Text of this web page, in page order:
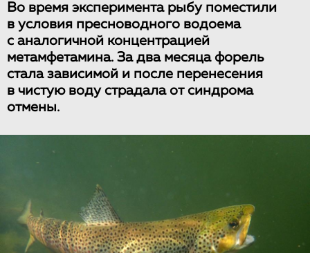
Во время эксперимента рыбу поместили
в условия пресноводного водоема
с аналогичной концентрацией
метамфетамина. За два месяца форель
стала зависимой и после перенесения
в чистую воду страдала от синдрома
отмены.